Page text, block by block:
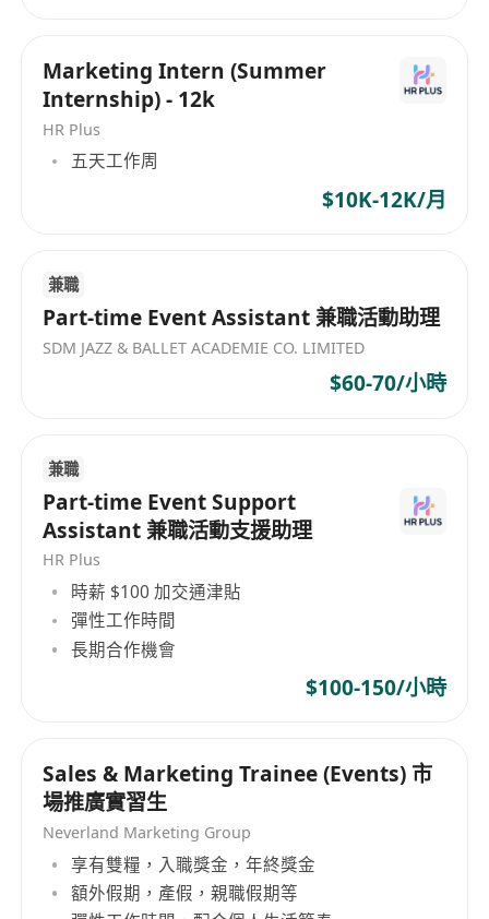
Marketing Intern (Summer
Internship) - 12k
HR Plus
五天工作周
$10K-12K/月
兼職
Part-time Event Assistant 兼職活動助理
SDM JAZZ & BALLET ACADEMIE CO. LIMITED
$60-70/小時
兼職
Part-time Event Support
Assistant 兼職活動支援助理
HR Plus
時薪 $100 加交通津貼
彈性工作時間
長期合作機會
$100-150/小時
Sales & Marketing Trainee (Events) 市
場推廣實習生
Neverland Marketing Group
享有雙糧，入職獎金，年終獎金
額外假期，產假，親職假期等